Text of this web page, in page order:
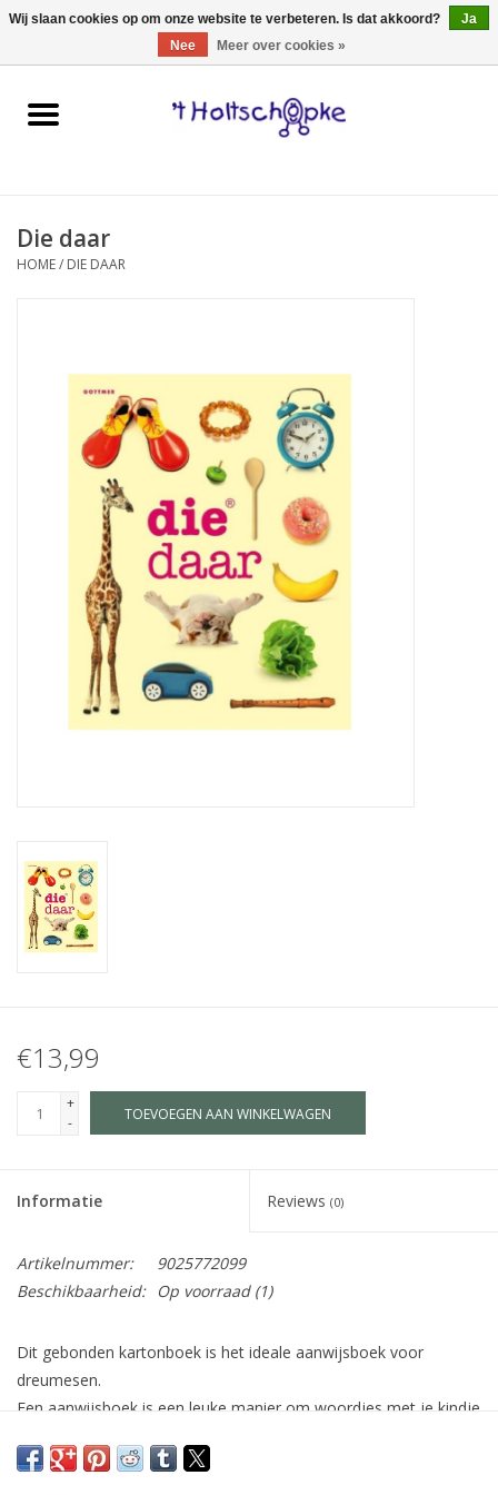
0 Artikelen - €0,00
Home
spellen
hebbedingen
kinderkamer
eten & drinken
Merken
Die daar
HOME/ DIE DAAR
€13,99
+
-
TOEVOEGEN AAN WINKELWAGEN
Informatie Reviews (0)
Artikelnummer:
9025772099
Beschikbaarheid:
Op voorraad(1)
Dit gebonden kartonboek is het ideale aanwijsboek voor
dreumesen.
Een aanwijsboek is een leuke manier om woordjes met je kindje
Je peuter leert de wereld om zich heen te benoemen en te
Wij slaan cookies op om onze website te verbeteren. Is dat akkoord?
Ja
Nee
Meer over cookies »